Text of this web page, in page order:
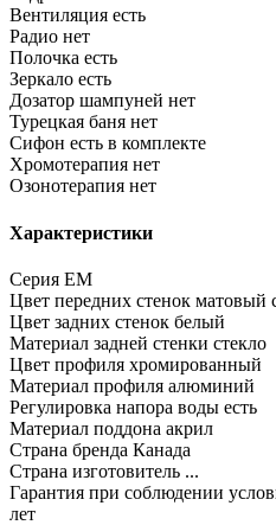
Вентиляция есть
Радио нет
Полочка есть
Зеркало есть
Дозатор шампуней нет
Турецкая баня нет
Сифон есть в комплекте
Хромотерапия нет
Озонотерапия нет
Характеристики
Серия EM
Цвет передних стенок матовый
Цвет задних стенок белый
Материал задней стенки стекло
Цвет профиля хромированный
Материал профиля алюминий
Регулировка напора воды есть
Материал поддона акрил
Страна бренда Канада
Страна изготовитель ...
Гарантия при соблюдении
лет